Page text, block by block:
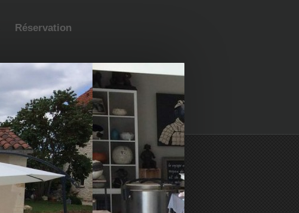
Réservation